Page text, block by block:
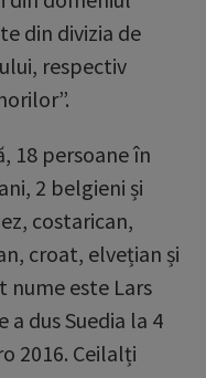
din divizia de
respectiv
18 persoane în
2 belgieni și
costarican,
croat, elvețian și
nume este Lars
dus Suedia la 4
2016. Ceilalți